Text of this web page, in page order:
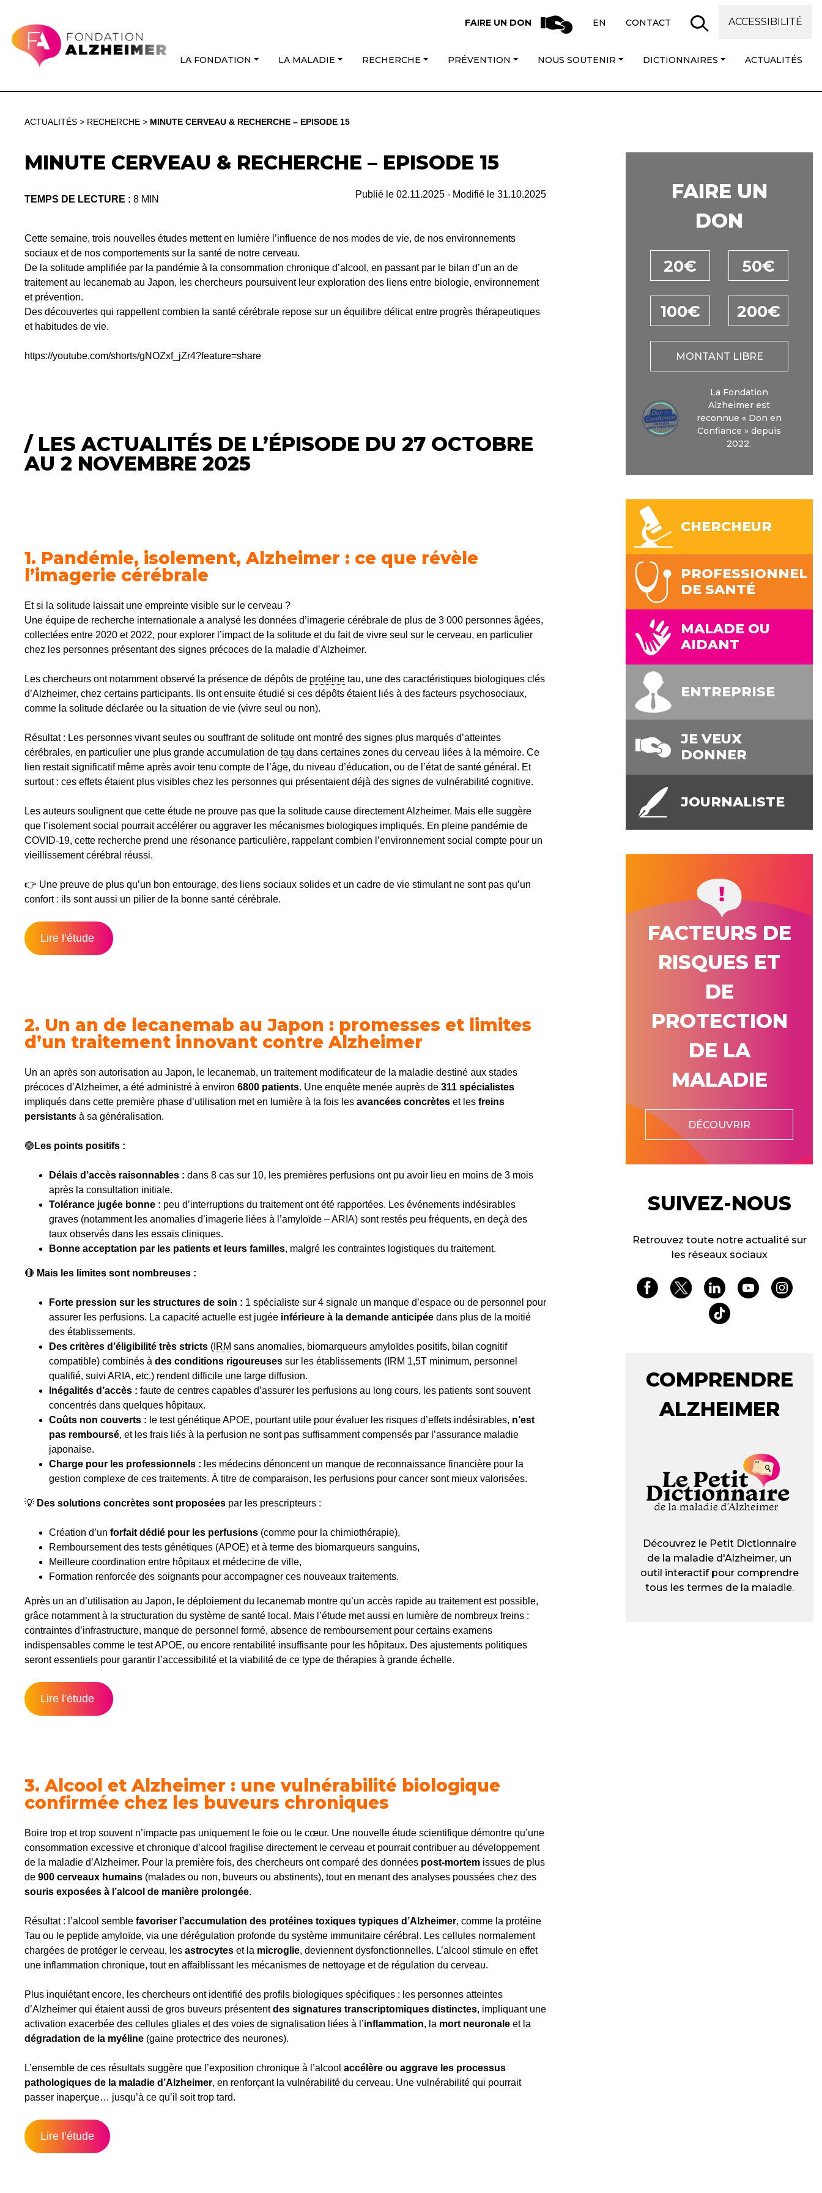
FAIRE UN DON EN CONTACT ACCESSIBILITÉ
LA FONDATION LA MALADIE RECHERCHE PRÉVENTION NOUS SOUTENIR DICTIONNAIRES ACTUALITÉS
ACTUALITÉS > RECHERCHE > MINUTE CERVEAU & RECHERCHE – EPISODE 15
MINUTE CERVEAU & RECHERCHE – EPISODE 15
TEMPS DE LECTURE : 8 MIN Publié le 02.11.2025 - Modifié le 31.10.2025
Cette semaine, trois nouvelles études mettent en lumière l’influence de nos modes de vie, de nos environnements
sociaux et de nos comportements sur la santé de notre cerveau.
De la solitude amplifiée par la pandémie à la consommation chronique d’alcool, en passant par le bilan d’un an de
traitement au lecanemab au Japon, les chercheurs poursuivent leur exploration des liens entre biologie, environnement
et prévention.
Des découvertes qui rappellent combien la santé cérébrale repose sur un équilibre délicat entre progrès thérapeutiques
et habitudes de vie.
https://youtube.com/shorts/gNOZxf_jZr4?feature=share
/ LES ACTUALITÉS DE L’ÉPISODE DU 27 OCTOBRE
AU 2 NOVEMBRE 2025
1. Pandémie, isolement, Alzheimer : ce que révèle
l’imagerie cérébrale
Et si la solitude laissait une empreinte visible sur le cerveau ?
Une équipe de recherche internationale a analysé les données d’imagerie cérébrale de plus de 3 000 personnes âgées,
collectées entre 2020 et 2022, pour explorer l’impact de la solitude et du fait de vivre seul sur le cerveau, en particulier
chez les personnes présentant des signes précoces de la maladie d’Alzheimer.
Les chercheurs ont notamment observé la présence de dépôts de protéine tau, une des caractéristiques biologiques clés
d’Alzheimer, chez certains participants. Ils ont ensuite étudié si ces dépôts étaient liés à des facteurs psychosociaux,
comme la solitude déclarée ou la situation de vie (vivre seul ou non).
Résultat : Les personnes vivant seules ou souffrant de solitude ont montré des signes plus marqués d’atteintes
cérébrales, en particulier une plus grande accumulation de tau dans certaines zones du cerveau liées à la mémoire. Ce
lien restait significatif même après avoir tenu compte de l’âge, du niveau d’éducation, ou de l’état de santé général. Et
surtout : ces effets étaient plus visibles chez les personnes qui présentaient déjà des signes de vulnérabilité cognitive.
Les auteurs soulignent que cette étude ne prouve pas que la solitude cause directement Alzheimer. Mais elle suggère
que l’isolement social pourrait accélérer ou aggraver les mécanismes biologiques impliqués. En pleine pandémie de
COVID-19, cette recherche prend une résonance particulière, rappelant combien l’environnement social compte pour un
vieillissement cérébral réussi.
👉 Une preuve de plus qu’un bon entourage, des liens sociaux solides et un cadre de vie stimulant ne sont pas qu’un
confort : ils sont aussi un pilier de la bonne santé cérébrale.
Lire l’étude
2. Un an de lecanemab au Japon : promesses et limites
d’un traitement innovant contre Alzheimer
Un an après son autorisation au Japon, le lecanemab, un traitement modificateur de la maladie destiné aux stades
précoces d’Alzheimer, a été administré à environ 6800 patients. Une enquête menée auprès de 311 spécialistes
impliqués dans cette première phase d’utilisation met en lumière à la fois les avancées concrètes et les freins
persistants à sa généralisation.
🟢 Les points positifs :
Délais d’accès raisonnables : dans 8 cas sur 10, les premières perfusions ont pu avoir lieu en moins de 3 mois
après la consultation initiale.
Tolérance jugée bonne : peu d’interruptions du traitement ont été rapportées. Les événements indésirables
graves (notamment les anomalies d’imagerie liées à l’amyloïde – ARIA) sont restés peu fréquents, en deçà des
taux observés dans les essais cliniques.
Bonne acceptation par les patients et leurs familles, malgré les contraintes logistiques du traitement.
🔴 Mais les limites sont nombreuses :
Forte pression sur les structures de soin : 1 spécialiste sur 4 signale un manque d’espace ou de personnel pour
assurer les perfusions. La capacité actuelle est jugée inférieure à la demande anticipée dans plus de la moitié
des établissements.
Des critères d’éligibilité très stricts ( IRM sans anomalies, biomarqueurs amyloïdes positifs, bilan cognitif
compatible) combinés à des conditions rigoureuses sur les établissements (IRM 1,5T minimum, personnel
qualifié, suivi ARIA, etc.) rendent difficile une large diffusion.
Inégalités d’accès : faute de centres capables d’assurer les perfusions au long cours, les patients sont souvent
concentrés dans quelques hôpitaux.
Coûts non couverts : le test génétique APOE, pourtant utile pour évaluer les risques d’effets indésirables, n’est
pas remboursé, et les frais liés à la perfusion ne sont pas suffisamment compensés par l’assurance maladie
japonaise.
Charge pour les professionnels : les médecins dénoncent un manque de reconnaissance financière pour la
gestion complexe de ces traitements. À titre de comparaison, les perfusions pour cancer sont mieux valorisées.
💡 Des solutions concrètes sont proposées par les prescripteurs :
Création d’un forfait dédié pour les perfusions (comme pour la chimiothérapie),
Remboursement des tests génétiques (APOE) et à terme des biomarqueurs sanguins,
Meilleure coordination entre hôpitaux et médecine de ville,
Formation renforcée des soignants pour accompagner ces nouveaux traitements.
Après un an d’utilisation au Japon, le déploiement du lecanemab montre qu’un accès rapide au traitement est possible,
grâce notamment à la structuration du système de santé local. Mais l’étude met aussi en lumière de nombreux freins :
contraintes d’infrastructure, manque de personnel formé, absence de remboursement pour certains examens
indispensables comme le test APOE, ou encore rentabilité insuffisante pour les hôpitaux. Des ajustements politiques
seront essentiels pour garantir l’accessibilité et la viabilité de ce type de thérapies à grande échelle.
Lire l’étude
3.Alcool et Alzheimer : une vulnérabilité biologique
confirmée chez les buveurs chroniques
Boire trop et trop souvent n’impacte pas uniquement le foie ou le cœur. Une nouvelle étude scientifique démontre qu’une
consommation excessive et chronique d’alcool fragilise directement le cerveau et pourrait contribuer au développement
de la maladie d’Alzheimer. Pour la première fois, des chercheurs ont comparé des données post-mortem issues de plus
de 900 cerveaux humains (malades ou non, buveurs ou abstinents), tout en menant des analyses poussées chez des
souris exposées à l’alcool de manière prolongée.
Résultat : l’alcool semble favoriser l’accumulation des protéines toxiques typiques d’Alzheimer, comme la protéine
Tau ou le peptide amyloïde, via une dérégulation profonde du système immunitaire cérébral. Les cellules normalement
chargées de protéger le cerveau, les astrocytes et la microglie, deviennent dysfonctionnelles. L’alcool stimule en effet
une inflammation chronique, tout en affaiblissant les mécanismes de nettoyage et de régulation du cerveau.
Plus inquiétant encore, les chercheurs ont identifié des profils biologiques spécifiques : les personnes atteintes
d’Alzheimer qui étaient aussi de gros buveurs présententdes signatures transcriptomiques distinctes, impliquant une
activation exacerbée des cellules gliales et des voies de signalisation liées à l’inflammation, la mort neuronale et la
dégradation de la myéline (gaine protectrice des neurones).
L’ensemble de ces résultats suggère que l’exposition chronique à l’alcool accélère ou aggrave les processus
pathologiques de la maladie d’Alzheimer, en renforçant la vulnérabilité du cerveau. Une vulnérabilité qui pourrait
passer inaperçue… jusqu’à ce qu’il soit trop tard.
Lire l’étude
FAIRE UN
DON
20€ 50€
100€ 200€
MONTANT LIBRE
La Fondation
Alzheimer est
reconnue « Don en
Confiance » depuis
2022.
CHERCHEUR
PROFESSIONNEL
DE SANTÉ
MALADE OU
AIDANT
ENTREPRISE
JE VEUX
DONNER
JOURNALISTE
FACTEURS DE
RISQUES ET
DE
PROTECTION
DE LA
MALADIE
DÉCOUVRIR
SUIVEZ-NOUS
Retrouvez toute notre actualité sur
les réseaux sociaux
COMPRENDRE
ALZHEIMER
Découvrez le Petit Dictionnaire
de la maladie d'Alzheimer, un
outil interactif pour comprendre
tous les termes de la maladie.